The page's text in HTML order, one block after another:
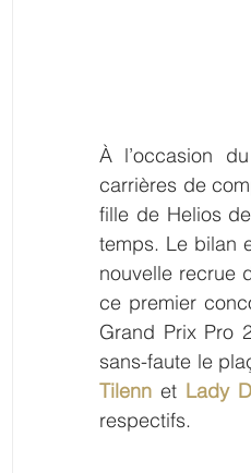
À l’occasion
carrières de
fille de Helios
temps. Le bilan
nouvelle recrue
ce premier
Grand Prix Pro
sans-faute le
Tilenn et Lady
respectifs.